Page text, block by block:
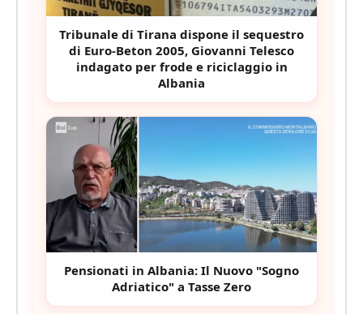
Tribunale di Tirana dispone il sequestro
di Euro-Beton 2005, Giovanni Telesco
indagato per frode e riciclaggio in
Albania
Pensionati in Albania: Il Nuovo "Sogno
Adriatico" a Tasse Zero